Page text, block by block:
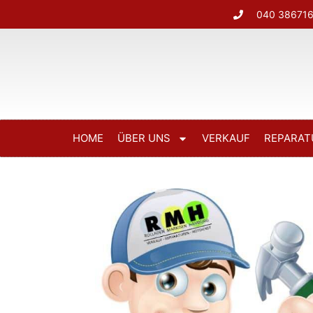
040
HOME ÜBER UNS VERKAUF